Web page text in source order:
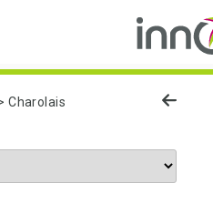
Charolais